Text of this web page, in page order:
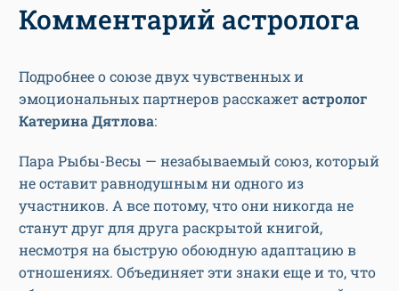
Комментарий астролога
Подробнее о союзе двух чувственных и
эмоциональных партнеров расскажетастролог
Катерина Дятлова:
Пара Рыбы-Весы — незабываемый союз, который
не оставит равнодушным ни одного из
участников. А все потому, что они никогда не
станут друг для друга раскрытой книгой,
несмотря на быструю обоюдную адаптацию в
отношениях. Объединяет эти знаки еще и то, что